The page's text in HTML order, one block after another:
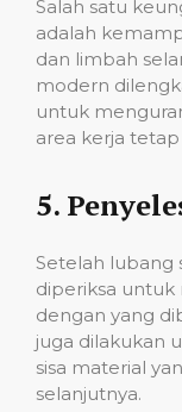
Salah satu
adalah
dan limbah
modern
untuk
area kerja
5.
Setelah lubang
diperiksa untuk
dengan yang
juga dilakukan
sisa material
selanjutnya.